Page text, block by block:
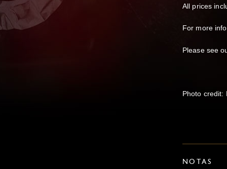
All prices
For more
Please see
Photo credit:
NOTAS